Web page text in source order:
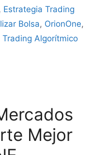
, Estrategia Trading
Bolsa, OrionOne,
Trading Algorítmico
Mejor